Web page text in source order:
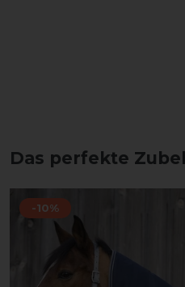
Das perfekte
-10%